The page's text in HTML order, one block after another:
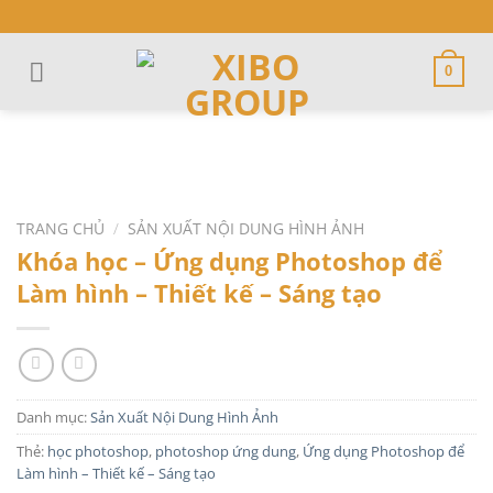
to
content
0
TRANG CHỦ / SẢN XUẤT NỘI DUNG HÌNH ẢNH
Khóa học – Ứng dụng Photoshop để
Làm hình – Thiết kế – Sáng tạo
Danh mục:Sản Xuất Nội Dung Hình Ảnh
Thẻ: học photoshop, photoshop ứng dung, Ứng dụng Photoshop để
Làm hình – Thiết kế – Sáng tạo